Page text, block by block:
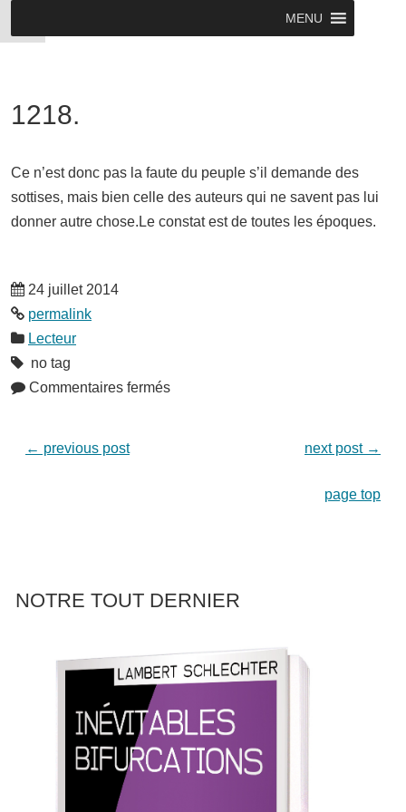
MENU
1218.
Ce n’est donc pas la faute du peuple s’il demande des
sottises, mais bien celle des auteurs qui ne savent pas lui
donner autre chose.Le constat est de toutes les époques.
24 juillet 2014
permalink
Lecteur
no tag
Commentaires fermés
← previous post next post →
page top
NOTRE TOUT DERNIER